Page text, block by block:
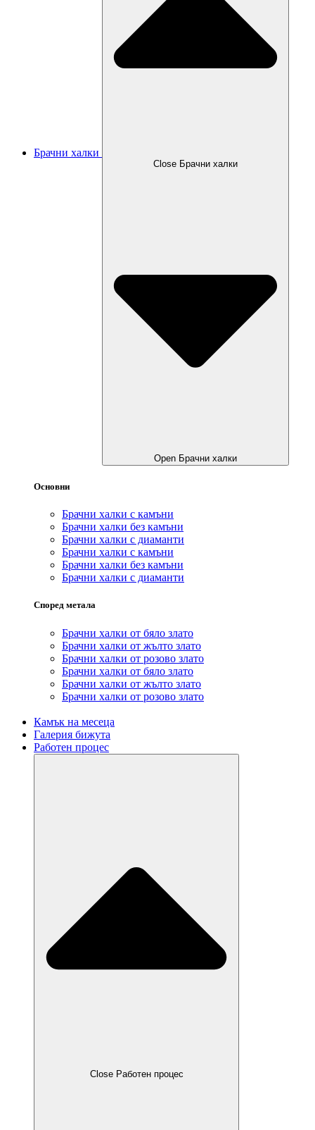
Брачни халки
Close Брачни халки
Open Брачни халки
Основни
Брачни халки с камъни
Брачни халки без камъни
Брачни халки с диаманти
Брачни халки с камъни
Брачни халки без камъни
Брачни халки с диаманти
Според метала
Брачни халки от бяло злато
Брачни халки от жълто злато
Брачни халки от розово злато
Брачни халки от бяло злато
Брачни халки от жълто злато
Брачни халки от розово злато
Камък на месеца
Галерия бижута
Работен процес
Close Работен процес